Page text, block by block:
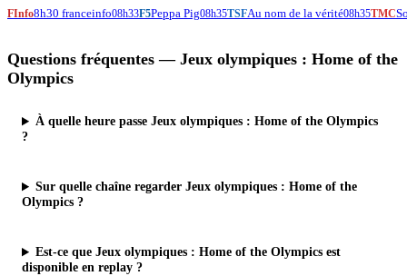
FInfo8h30 franceinfo08h33F5Peppa Pig08h35TSFAu nom de la vérité08h35TMC
Questions fréquentes — Jeux olympiques : Home of the
Olympics
À quelle heure passe Jeux olympiques : Home of the Olympics
?
Sur quelle chaîne regarder Jeux olympiques : Home of the
Olympics ?
Est-ce que Jeux olympiques : Home of the Olympics est
disponible en replay ?